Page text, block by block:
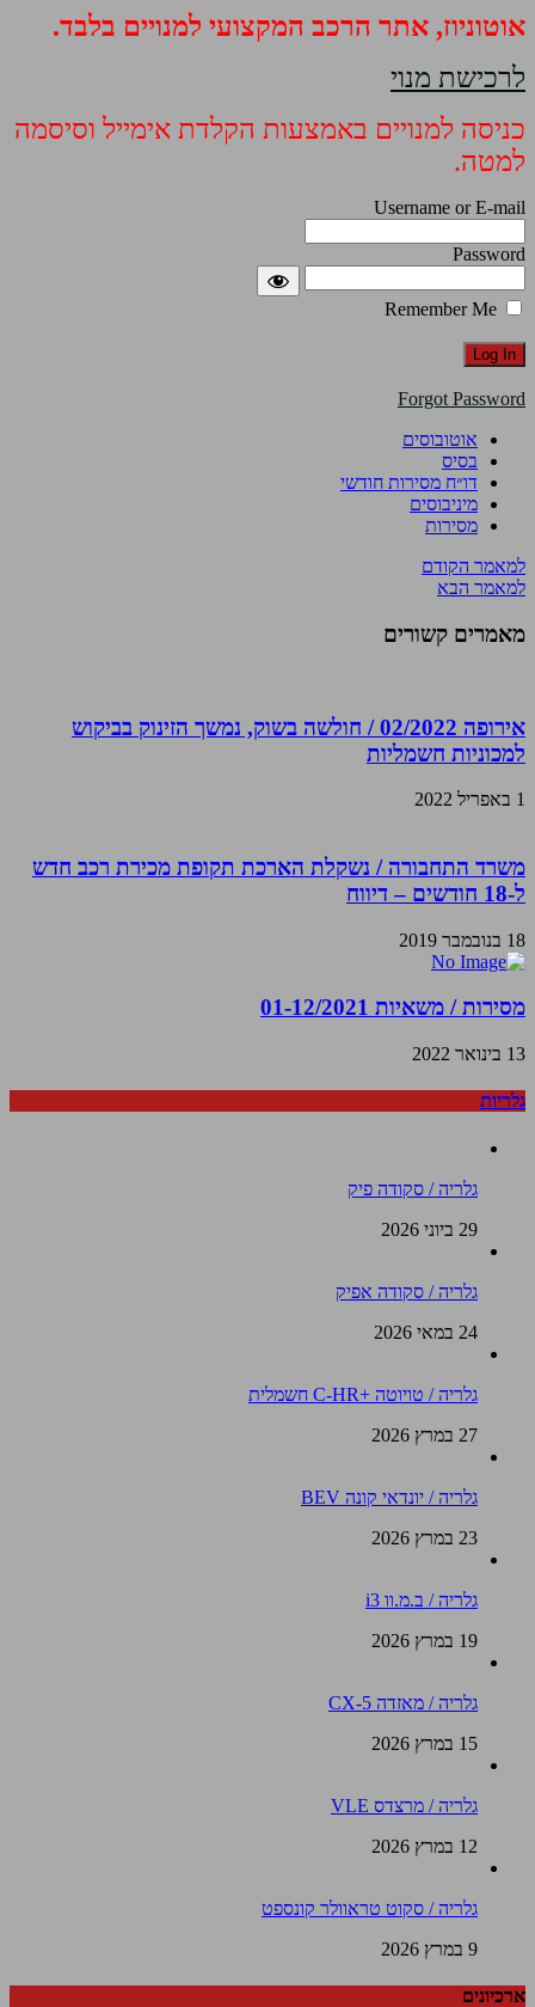
אוטוניוז, אתר הרכב המקצועי למנויים בלבד.
לרכישת מנוי
כניסה למנויים באמצעות הקלדת אימייל וסיסמה
למטה.
Username or E-mail
Password
Forgot Password
אוטובוסים
בסיס
דו״ח מסירות חודשי
מיניבוסים
מסירות
למאמר הקודם
למאמר הבא
מאמרים קשורים
אירופה 02/2022 / חולשה בשוק, נמשך הזינוק בביקוש
למכוניות חשמליות
1 באפריל 2022
משרד התחבורה / נשקלת הארכת תקופת מכירת רכב חדש
ל-18 חודשים – דיווח
18 בנובמבר 2019
מסירות / משאיות 01-12/2021
13 בינואר 2022
גלריות
גלריה / סקודה פיק
29 ביוני 2026
גלריה / סקודה אפיק
24 במאי 2026
גלריה / טויוטה +C-HR חשמלית
27 במרץ 2026
גלריה / יונדאי קונה BEV
23 במרץ 2026
גלריה / ב.מ.וו i3
19 במרץ 2026
גלריה / מאזדה CX-5
15 במרץ 2026
גלריה / מרצדס VLE
12 במרץ 2026
גלריה / סקוט טראוולר קונספט
9 במרץ 2026
ארכיונים